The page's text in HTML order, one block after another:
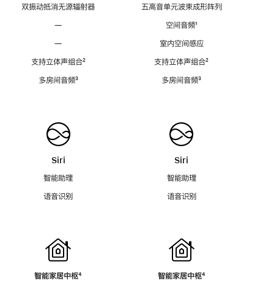
双振动抵消无源辐射器
—
—
支持立体声组合脚
²
多房间音频脚
³
Siri
智能助理
语音识别
智能家居中枢脚
⁴
五高音单元波束成形阵列
空间音频脚
¹
室内空间感应
支持立体声组合脚
²
多房间音频脚
³
Siri
智能助理
语音识别
智能家居中枢脚
⁴